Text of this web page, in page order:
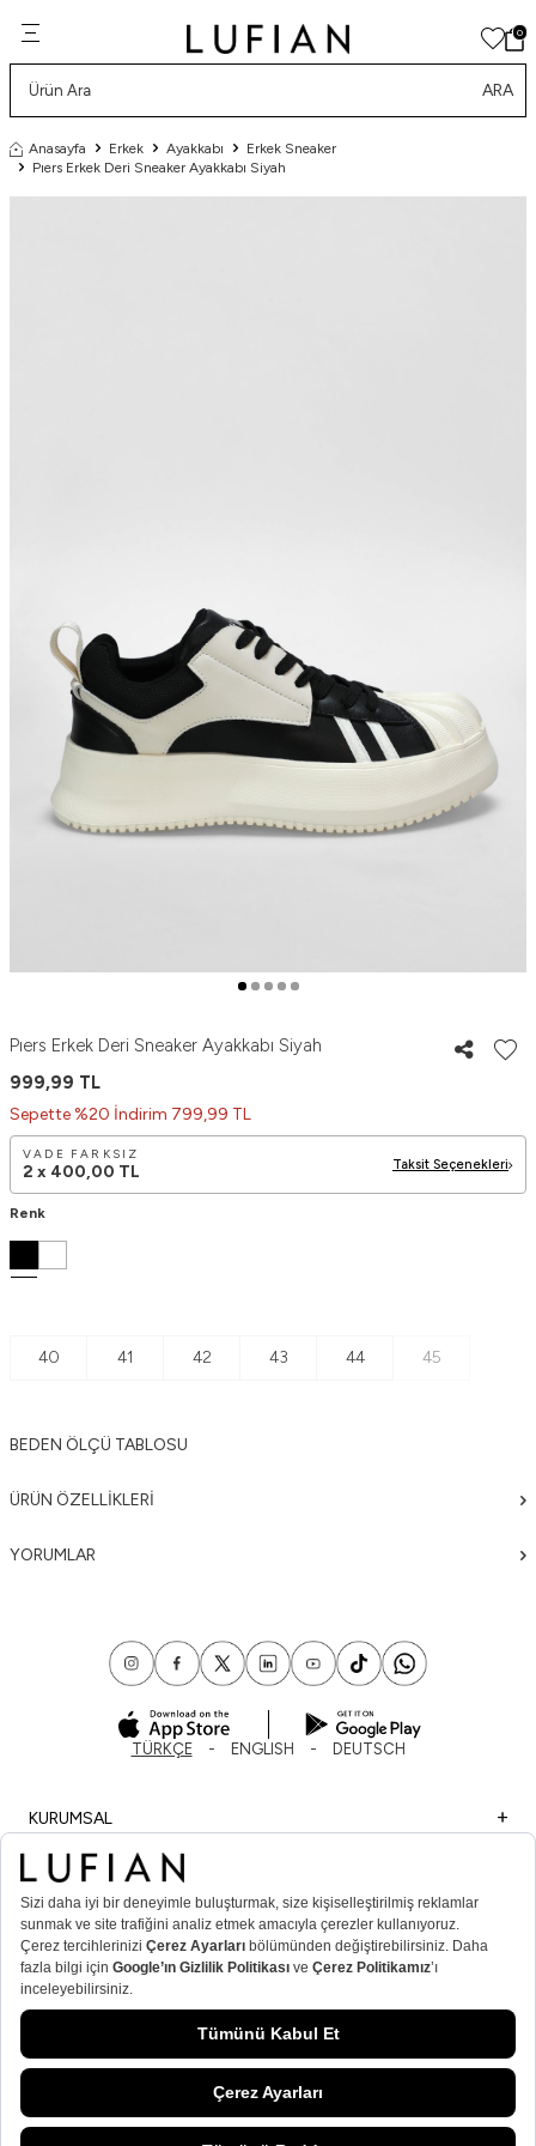
0
ARA
Anasayfa Erkek Ayakkabı
Erkek Sneaker
Pıers Erkek Deri Sneaker Ayakkabı Siyah
Pıers Erkek Deri Sneaker Ayakkabı Siyah
999,99 TL
Sepette %20 İndirim 799,99 TL
VADE FARKSIZ
2 x 400,00 TL Taksit Seçenekleri
Renk
40 41 42 43 44 45
BEDEN ÖLÇÜ TABLOSU
ÜRÜN ÖZELLIKLERI
YORUMLAR
TÜRKÇE ENGLISH DEUTSCH
KURUMSAL
ALIŞVERİŞ
ÖNEMLİ BİLGİLER
ÜYE
ERKEK POPÜLER KATEGORİLER
KADIN POPÜLER KATEGORİLER
© Lufian.com 2026 Tüm Hakları Saklıdır